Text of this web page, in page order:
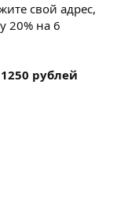
свой адрес,
20% на 6
рублей